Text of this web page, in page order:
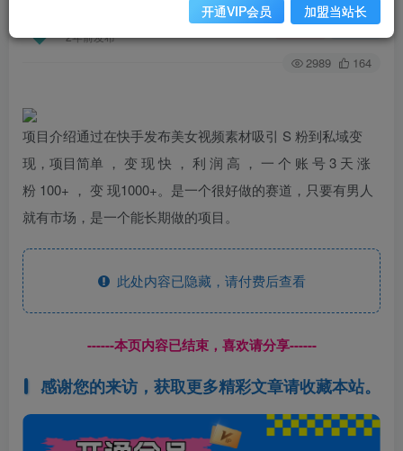
2年前发布
关注 私信
2989 164
项目介绍通过在快手发布美女视频素材吸引 S 粉到私域变
现，项目简单 ， 变 现 快 ， 利 润 高 ， 一 个 账 号 3 天 涨
粉 100+ ， 变 现1000+。是一个很好做的赛道，只要有男人
就有市场，是一个能长期做的项目。
此处内容已隐藏，请付费后查看
------本页内容已结束，喜欢请分享------
感谢您的来访，获取更多精彩文章请收藏本站。
开通VIP会员 加盟当站长